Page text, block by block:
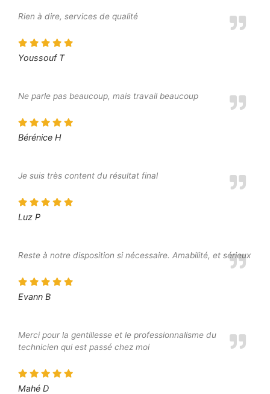
Rien à dire, services de qualité
Youssouf T
Ne parle pas beaucoup, mais travail beaucoup
Bérénice H
Je suis très content du résultat final
Luz P
Reste à notre disposition si nécessaire. Amabilité, et sérieux
Evann B
Merci pour la gentillesse et le professionnalisme du
technicien qui est passé chez moi
Mahé D